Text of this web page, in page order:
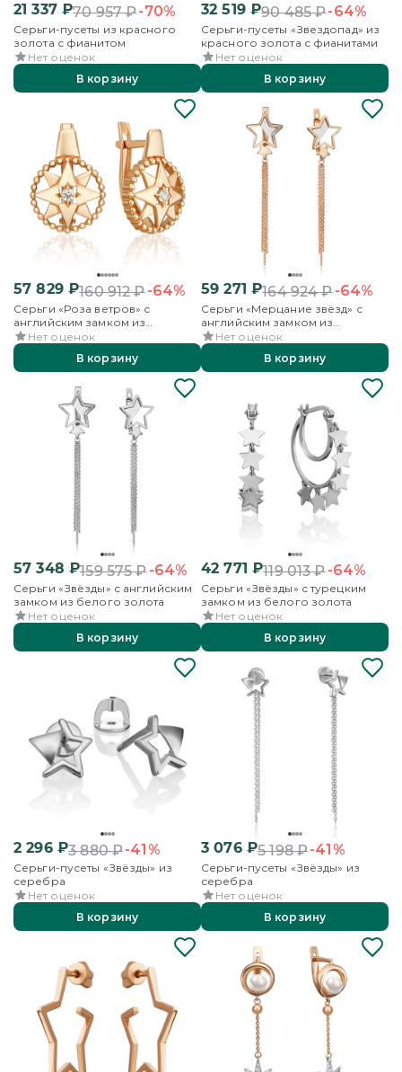
21 337₽70 957₽-70%
Серьги-пусеты из красного
золота с фианитом
Нет оценок
В корзину
32 519₽90 485₽-64%
Серьги-пусеты «Звездопад» из
красного золота с фианитами
Нет оценок
В корзину
57 829₽160 912₽-64%
Серьги «Роза ветров» с
английским замком из
красного золота с фианитом
Нет оценок
В корзину
59 271 ₽164 924₽-64%
Серьги «Мерцание звёзд» с
английским замком из
комбинированного золота
Нет оценок
В корзину
57 348 ₽159 575₽-64%
Серьги «Звёзды» с английским
замком из белого золота
Нет оценок
В корзину
42 771 ₽119 013₽-64%
Серьги «Звёзды» с турецким
замком из белого золота
Нет оценок
В корзину
2 296₽3 880₽-41%
Серьги-пусеты «Звёзды» из
серебра
Нет оценок
В корзину
3 076₽5 198₽-41%
Серьги-пусеты «Звёзды» из
серебра
Нет оценок
В корзину